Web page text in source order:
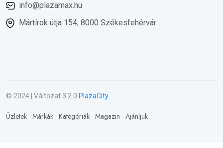
info@plazamax.hu
Mártírok útja 154, 8000 Székesfehérvár
© 2024 | Változat 3.2.0 PlazaCity
Üzletek · Márkák · Kategóriák · Magazin · Ajánljuk